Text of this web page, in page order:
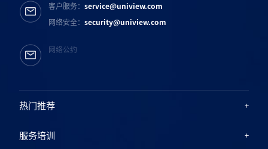
热门推荐
服务培训
客户服务：service@uniview.com
网络安全：security@uniview.com
网络公约